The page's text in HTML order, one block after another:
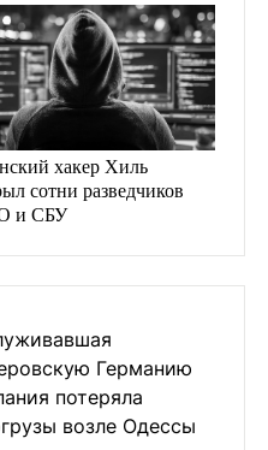
хакер Хиль
сотни разведчиков
и СБУ
Германию
потеряла
возле Одессы